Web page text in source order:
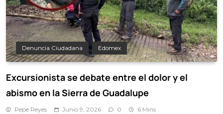
Denuncia Ciudadana Edomex
Excursionista se debate entre el dolor y el
abismo en la Sierra de Guadalupe
Pepe Reyes Junio 9, 2026 0 6 Mins